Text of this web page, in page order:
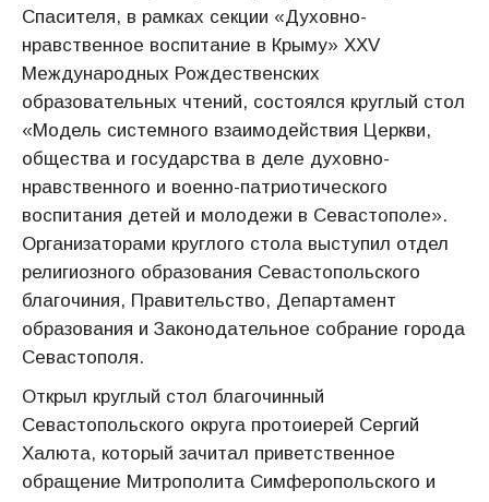
Спасителя, в рамках секции «Духовно-
нравственное воспитание в Крыму» XXV
Международных Рождественских
образовательных чтений, состоялся круглый стол
«Модель системного взаимодействия Церкви,
общества и государства в деле духовно-
нравственного и военно-патриотического
воспитания детей и молодежи в Севастополе».
Организаторами круглого стола выступил отдел
религиозного образования Севастопольского
благочиния, Правительство, Департамент
образования и Законодательное собрание города
Севастополя.
Открыл круглый стол благочинный
Севастопольского округа протоиерей Сергий
Халюта, который зачитал приветственное
обращение Митрополита Симферопольского и